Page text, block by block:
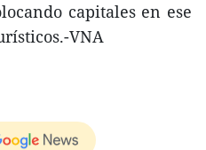
capitales en ese
VNA